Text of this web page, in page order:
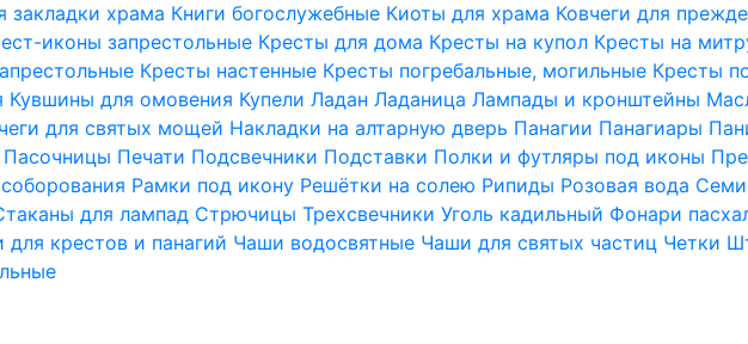
закладки храма Книги богослужебные Киоты для храма Ковчеги для
иконы запрестольные Кресты для дома Кресты на купол Кресты на
Кресты настенные Кресты погребальные, могильные Кресты
Кувшины для омовения КупелиЛаданЛаданицаЛампады и кронштейны
для святых мощей Накладки на алтарную дверь Панагии Панагиары
Пасочницы Печати Подсвечники Подставки Полки и футляры под иконы
Рамки под икону Решётки на солею Рипиды Розовая вода
для лампад СтрючицыТрехсвечникиУголь кадильный Фонари
для крестов и панагий Чаши водосвятные Чаши для святых частиц Четки